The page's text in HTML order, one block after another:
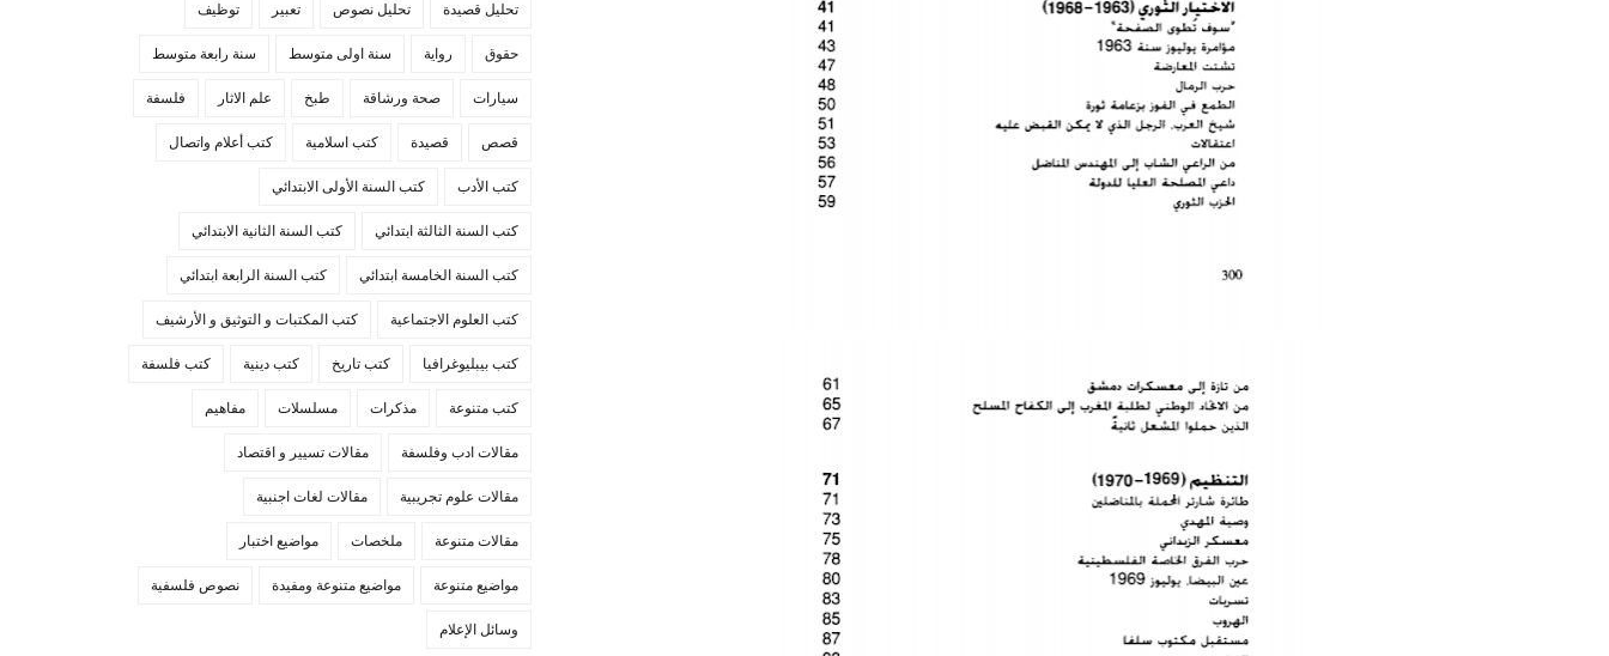
تحليل قصيدة تحليل نصوص تعبير توظيف
حقوق رواية سنة اولى متوسط سنة رابعة متوسط
سيارات صحة ورشاقة طبخ علم الاثار فلسفة
قصص قصيدة كتب اسلامية كتب أعلام واتصال
كتب الأدب كتب السنة الأولى الابتدائي
كتب السنة الثالثة ابتدائي كتب السنة الثانية الابتدائي
كتب السنة الخامسة ابتدائي كتب السنة الرابعة ابتدائي
كتب العلوم الاجتماعية كتب المكتبات و التوثيق و الأرشيف
كتب بيبليوغرافيا كتب تاريخ كتب دينية كتب فلسفة
كتب متنوعة مذكرات مسلسلات مفاهيم
مقالات ادب وفلسفة مقالات تسيير و اقتصاد
مقالات علوم تجريبية مقالات لغات اجنبية
مقالات متنوعة ملخصات مواضيع اختبار
مواضيع متنوعة مواضيع متنوعة ومفيدة نصوص فلسفية
وسائل الإعلام